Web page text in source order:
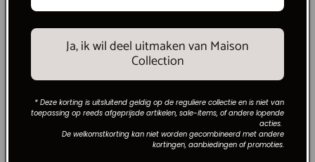
Veilig winkelen
Tevredenheidsgarantie
Ja, ik wil deel uitmaken van Maison
Collection
* Deze korting is uitsluitend geldig op de reguliere collectie en is niet van
toepassing op reeds afgeprijsde artikelen, sale-items, of andere lopende
acties.
De welkomstkorting kan niet worden gecombineerd met andere
kortingen, aanbiedingen of promoties.